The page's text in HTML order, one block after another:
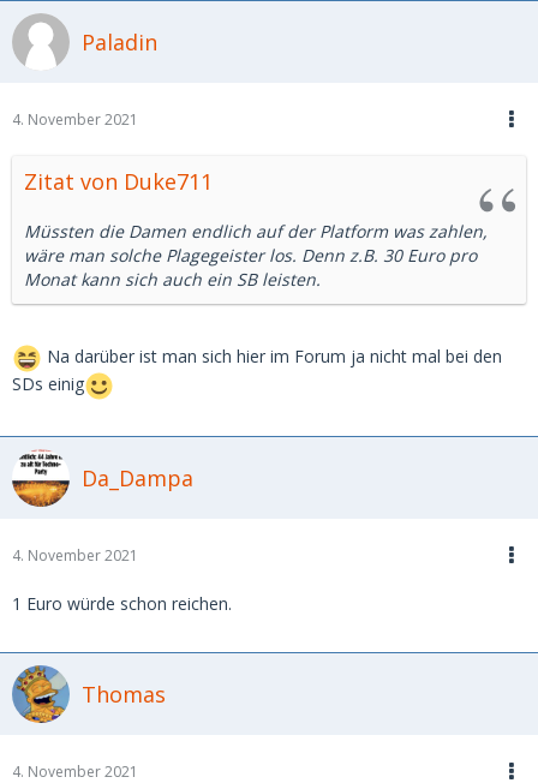
Paladin
4. November 2021
Zitat von Duke711
Müssten die Damen endlich auf der Platform was zahlen,
wäre man solche Plagegeister los. Denn z.B. 30 Euro pro
Monat kann sich auch ein SB leisten.
Na darüber ist man sich hier im Forum ja nicht mal bei den
SDs einig
Da_Dampa
4. November 2021
1 Euro würde schon reichen.
Thomas
4. November 2021